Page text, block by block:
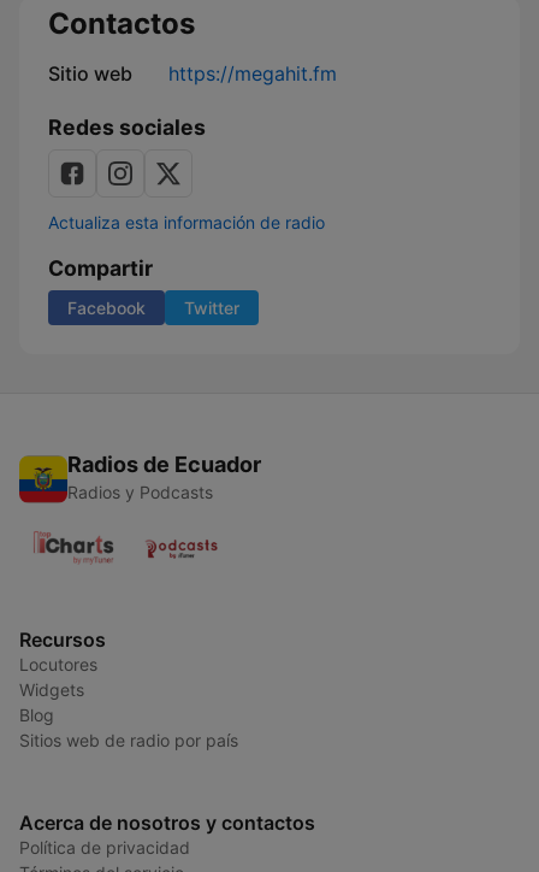
Contactos
Sitio web https://megahit.fm
Redes sociales
Actualiza esta información de radio
Compartir
Facebook Twitter
Radios de Ecuador
Radios y Podcasts
Recursos
Locutores
Widgets
Blog
Sitios web de radio por país
Acerca de nosotros y contactos
Política de privacidad